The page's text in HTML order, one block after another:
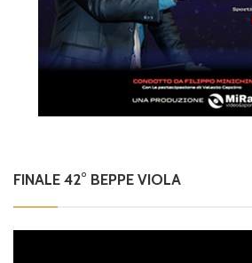
FINALE 42° BEPPE VIOLA
Video